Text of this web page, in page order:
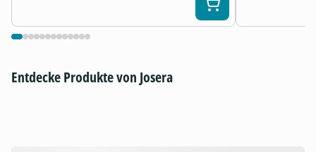
Entdecke Produkte von Josera